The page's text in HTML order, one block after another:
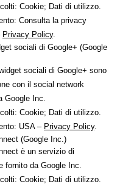
Cookie; Dati di utilizzo.
Consulta la privacy
Privacy Policy.
sociali di Google+ (Google
sociali di Google+ sono
con il social network
Google Inc.
Cookie; Dati di utilizzo.
USA – Privacy Policy.
(Google Inc.)
è un servizio di
fornito da Google Inc.
Cookie; Dati di utilizzo.